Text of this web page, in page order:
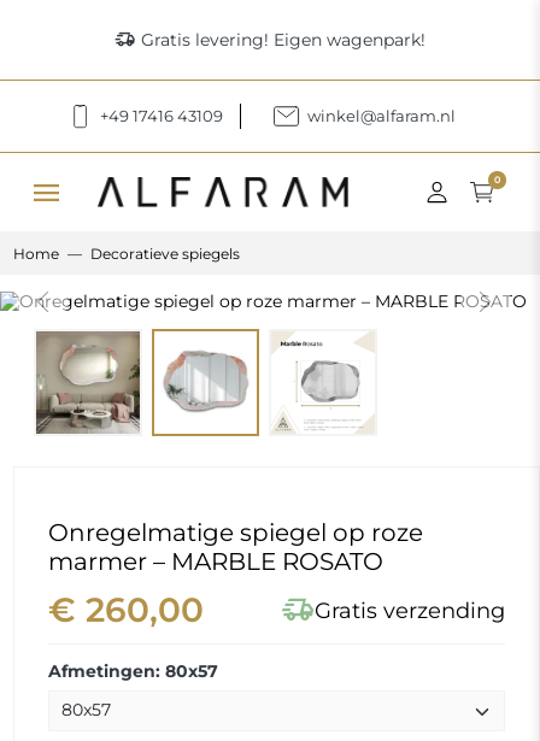
delivery_truck_speed Gratis levering! Eigen wagenpark!
+49 17416 43109 winkel@alfaram.nl
menu 0
Home Decoratieve spiegels
Previous Next
Onregelmatige spiegel op roze
marmer – MARBLE ROSATO
€ 260,00 delivery_truck_speedGratis verzending
Afmetingen: 80x57